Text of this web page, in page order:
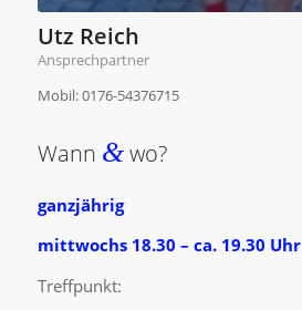
Utz Reich
Ansprechpartner
Mobil: 0176-54376715
Wann &wo?
ganzjährig
mittwochs 18.30 – ca. 19.30 Uhr
Treffpunkt: